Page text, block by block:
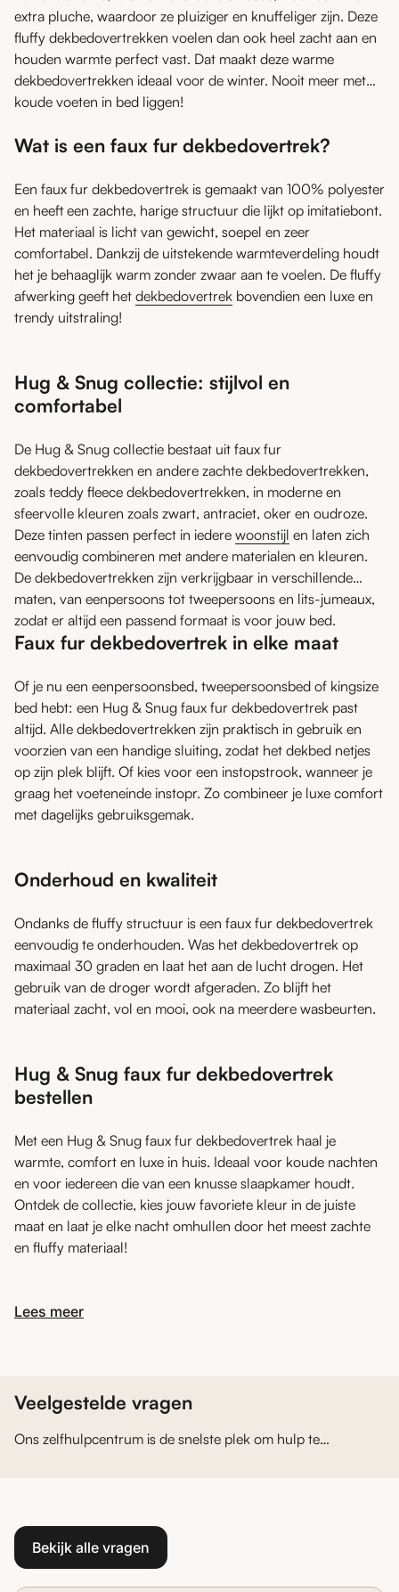
extra pluche, waardoor ze pluiziger en knuffeliger zijn. Deze
fluffy dekbedovertrekken voelen dan ook heel zacht aan en
houden warmte perfect vast. Dat maakt deze warme
dekbedovertrekken ideaal voor de winter. Nooit meer met
koude voeten in bed liggen!
Wat is een faux fur dekbedovertrek?
Een faux fur dekbedovertrek is gemaakt van 100% polyester
en heeft een zachte, harige structuur die lijkt op imitatiebont.
Het materiaal is licht van gewicht, soepel en zeer
comfortabel. Dankzij de uitstekende warmteverdeling houdt
het je behaaglijk warm zonder zwaar aan te voelen. De fluffy
afwerking geeft het dekbedovertrek bovendien een luxe en
trendy uitstraling!
Hug & Snug collectie: stijlvol en
comfortabel
De Hug & Snug collectie bestaat uit faux fur
dekbedovertrekken en andere zachte dekbedovertrekken,
zoals teddy fleece dekbedovertrekken, in moderne en
sfeervolle kleuren zoals zwart, antraciet, oker en oudroze.
Deze tinten passen perfect in iedere woonstijl en laten zich
eenvoudig combineren met andere materialen en kleuren.
De dekbedovertrekken zijn verkrijgbaar in verschillende
maten, van eenpersoons tot tweepersoons en lits-jumeaux,
zodat er altijd een passend formaat is voor jouw bed.
Faux fur dekbedovertrek in elke maat
Of je nu een eenpersoonsbed, tweepersoonsbed of kingsize
bed hebt: een Hug & Snug faux fur dekbedovertrek past
altijd. Alle dekbedovertrekken zijn praktisch in gebruik en
voorzien van een handige sluiting, zodat het dekbed netjes
op zijn plek blijft. Of kies voor een instopstrook, wanneer je
graag het voeteneinde instopr. Zo combineer je luxe comfort
met dagelijks gebruiksgemak.
Onderhoud en kwaliteit
Ondanks de fluffy structuur is een faux fur dekbedovertrek
eenvoudig te onderhouden. Was het dekbedovertrek op
maximaal 30 graden en laat het aan de lucht drogen. Het
gebruik van de droger wordt afgeraden. Zo blijft het
materiaal zacht, vol en mooi, ook na meerdere wasbeurten.
Hug & Snug faux fur dekbedovertrek
bestellen
Met een Hug & Snug faux fur dekbedovertrek haal je
warmte, comfort en luxe in huis. Ideaal voor koude nachten
en voor iedereen die van een knusse slaapkamer houdt.
Ontdek de collectie, kies jouw favoriete kleur in de juiste
maat en laat je elke nacht omhullen door het meest zachte
en fluffy materiaal!
Lees meer
Veelgestelde vragen
Ons zelfhulpcentrum is de snelste plek om hulp te
Bekijk alle vragen